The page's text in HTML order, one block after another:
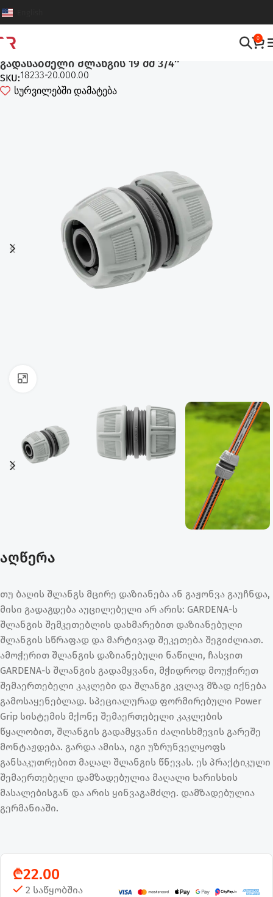
0
გადასაბმელი შლანგის 19 მმ 3/4″
SKU:18233-20.000.00
სურვილებში დამატება
აღწერა
თუ ბაღის შლანგს მცირე დაზიანება ან გაჟონვა გაუჩნდა,
მისი გადაგდება აუცილებელი არ არის: GARDENA-ს
შლანგის შემკეთებლის დახმარებით დაზიანებული
შლანგის სწრაფად და მარტივად შეკეთება შეგიძლიათ.
ამოჭერით შლანგის დაზიანებული ნაწილი, ჩასვით
GARDENA-ს შლანგის გადამყვანი, მჭიდროდ მოუჭირეთ
შემაერთებელი კაკლები და შლანგი კვლავ მზად იქნება
გამოსაყენებლად. სპეციალურად ფორმირებული Power
Grip სისტემის მქონე შემაერთებელი კაკლების
წყალობით, შლანგის გადამყვანი ძალისხმევის გარეშე
მონტაჟდება. გარდა ამისა, იგი უზრუნველყოფს
განსაკუთრებით მაღალ შლანგის წნევას. ეს პრაქტიკული
შემაერთებელი დამზადებულია მაღალი ხარისხის
მასალებისგან და არის ყინვაგამძლე. დამზადებულია
გერმანიაში.
₾22.00
2 საწყობშია